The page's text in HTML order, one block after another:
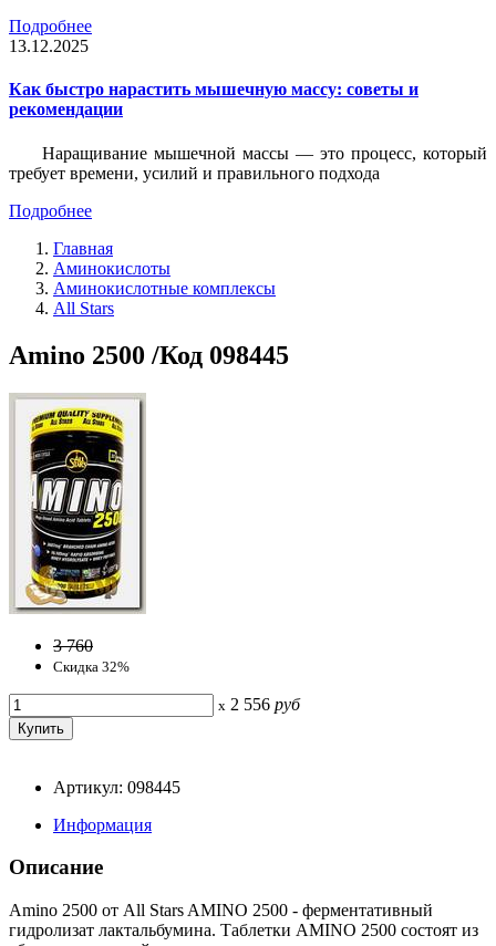
Подробнее
13.12.2025
Как быстро нарастить мышечную массу: советы и
рекомендации
Наращивание мышечной массы — это процесс, который
требует времени, усилий и правильного подхода
Подробнее
Главная
Аминокислоты
Аминокислотные комплексы
All Stars
Amino 2500 /Код 098445
3 760
Скидка 32%
x 2 556 руб
Артикул: 098445
Информация
Описание
Amino 2500 от All Stars AMINO 2500 - ферментативный
гидролизат лактальбумина. Таблетки AMINO 2500 состоят из